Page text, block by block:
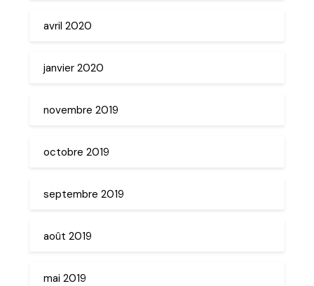
avril 2020
janvier 2020
novembre 2019
octobre 2019
septembre 2019
août 2019
mai 2019